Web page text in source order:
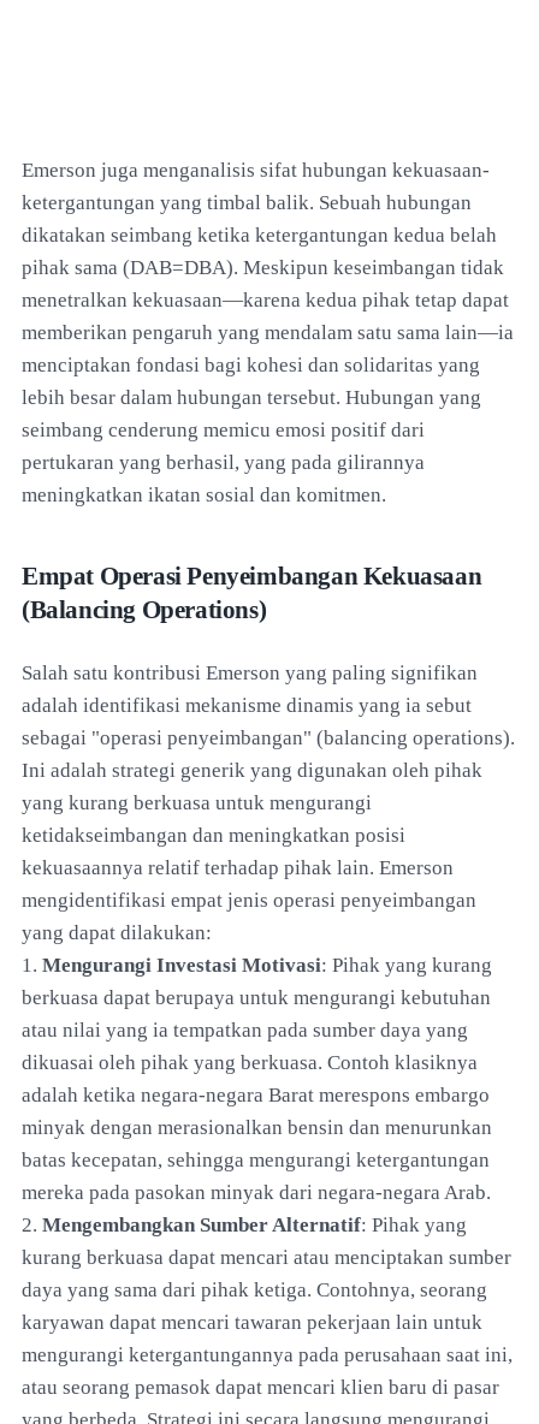
Emerson juga menganalisis sifat hubungan kekuasaan-
ketergantungan yang timbal balik. Sebuah hubungan
dikatakan seimbang ketika ketergantungan kedua belah
pihak sama (DAB=DBA). Meskipun keseimbangan tidak
menetralkan kekuasaan—karena kedua pihak tetap dapat
memberikan pengaruh yang mendalam satu sama lain—ia
menciptakan fondasi bagi kohesi dan solidaritas yang
lebih besar dalam hubungan tersebut. Hubungan yang
seimbang cenderung memicu emosi positif dari
pertukaran yang berhasil, yang pada gilirannya
meningkatkan ikatan sosial dan komitmen.
Empat Operasi Penyeimbangan Kekuasaan
(Balancing Operations)
Salah satu kontribusi Emerson yang paling signifikan
adalah identifikasi mekanisme dinamis yang ia sebut
sebagai "operasi penyeimbangan" (balancing operations).
Ini adalah strategi generik yang digunakan oleh pihak
yang kurang berkuasa untuk mengurangi
ketidakseimbangan dan meningkatkan posisi
kekuasaannya relatif terhadap pihak lain. Emerson
mengidentifikasi empat jenis operasi penyeimbangan
yang dapat dilakukan:
1. Mengurangi Investasi Motivasi: Pihak yang kurang
berkuasa dapat berupaya untuk mengurangi kebutuhan
atau nilai yang ia tempatkan pada sumber daya yang
dikuasai oleh pihak yang berkuasa. Contoh klasiknya
adalah ketika negara-negara Barat merespons embargo
minyak dengan merasionalkan bensin dan menurunkan
batas kecepatan, sehingga mengurangi ketergantungan
mereka pada pasokan minyak dari negara-negara Arab.
2. Mengembangkan Sumber Alternatif: Pihak yang
kurang berkuasa dapat mencari atau menciptakan sumber
daya yang sama dari pihak ketiga. Contohnya, seorang
karyawan dapat mencari tawaran pekerjaan lain untuk
mengurangi ketergantungannya pada perusahaan saat ini,
atau seorang pemasok dapat mencari klien baru di pasar